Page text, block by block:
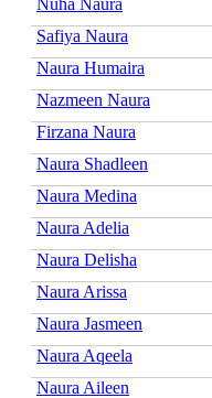
Safiya Naura
Naura Humaira
Nazmeen Naura
Firzana Naura
Naura Shadleen
Naura Medina
Naura Adelia
Naura Delisha
Naura Arissa
Naura Jasmeen
Naura Aqeela
Naura Aileen